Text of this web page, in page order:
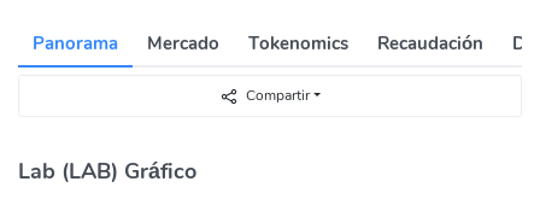
Panorama Mercado Tokenomics Recaudación
Compartir
Lab (LAB) Gráfico